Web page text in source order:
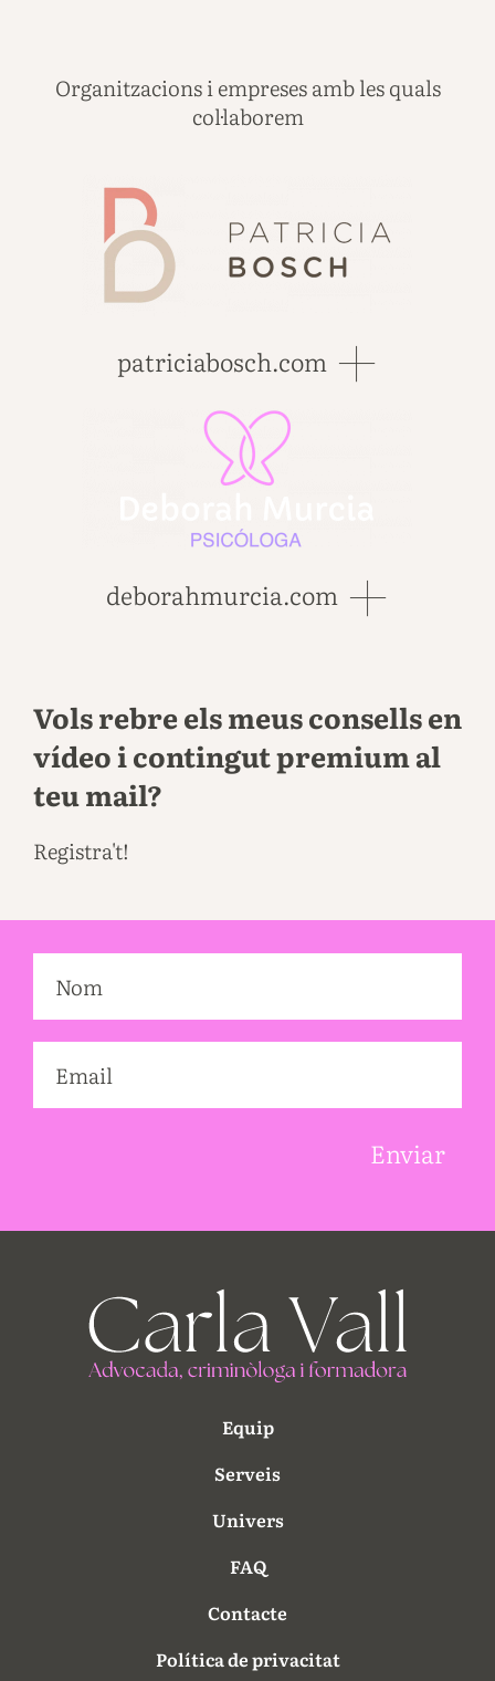
Organitzacions i empreses amb les quals
col·laborem
patriciabosch.com
deborahmurcia.com
Vols rebre els meus consells en
vídeo i contingut premium al
teu mail?
Registra't!
Equip
Serveis
Univers
FAQ
Contacte
Política de privacitat